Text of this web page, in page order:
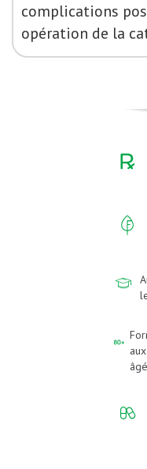
complications
opération de la